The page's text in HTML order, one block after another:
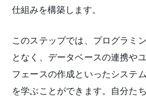
仕組みを構築します。
このステップでは、プログラミ
となく、データベースの連携や
フェースの作成といったシステ
を学ぶことができます。自分た